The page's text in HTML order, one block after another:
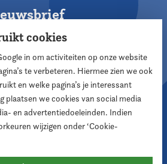
cookies
in om activiteiten op onze website
te verbeteren. Hiermee zien we ook
en welke pagina’s je interessant
plaatsen we cookies van social media
en advertentiedoeleinden. Indien
wijzigen onder ‘Cookie-